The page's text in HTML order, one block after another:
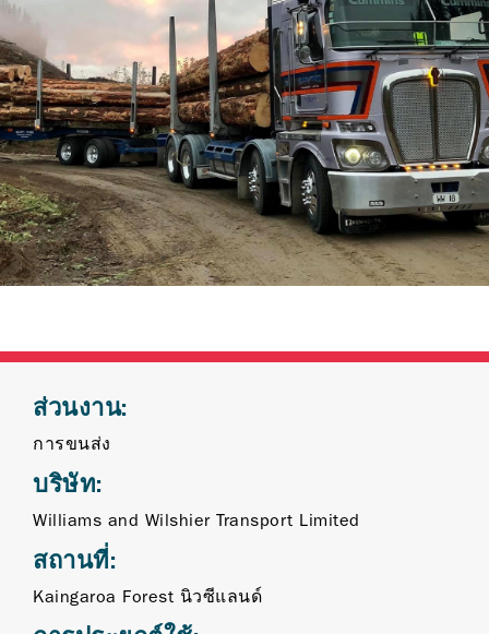
ส่วนงาน:
การขนส่ง
บริษัท:
Williams and Wilshier Transport Limited
สถานที่:
Kaingaroa Forest นิวซีแลนด์